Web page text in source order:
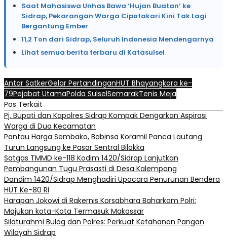
Saat Mahasiswa Unhas Bawa ‘Hujan Buatan’ ke
Sidrap, Pekarangan Warga Cipotakari Kini Tak Lagi
Bergantung Ember
11,2 Ton dari Sidrap, Seluruh Indonesia Mendengarnya
Lihat semua berita terbaru di Katasulsel
Antar SatkerGelar PertandinganHUT Bhayangkara ke-
79Pejabat UtamaPolda SulselSemarakTenis Meja
Pos Terkait
Pj. Bupati dan Kapolres Sidrap Kompak Dengarkan Aspirasi
Warga di Dua Kecamatan
Pantau Harga Sembako, Babinsa Koramil Panca Lautang
Turun Langsung ke Pasar Sentral Bilokka
Satgas TMMD ke-118 Kodim 1420/Sidrap Lanjutkan
Pembangunan Tugu Prasasti di Desa Kalempang
Dandim 1420/Sidrap Menghadiri Upacara Penurunan Bendera
HUT Ke-80 RI
Harapan Jokowi di Rakernis Korsabhara Baharkam Polri:
Majukan kota-Kota Termasuk Makassar
Silaturahmi Bulog dan Polres: Perkuat Ketahanan Pangan
Wilayah Sidrap